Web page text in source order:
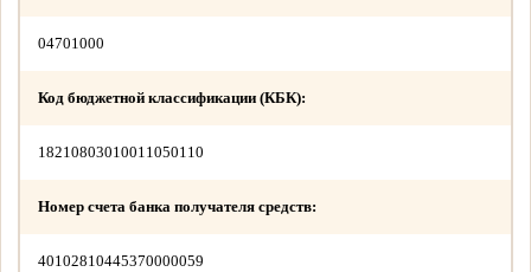
04701000
Код бюджетной классификации (КБК):
18210803010011050110
Номер счета банка получателя средств:
40102810445370000059